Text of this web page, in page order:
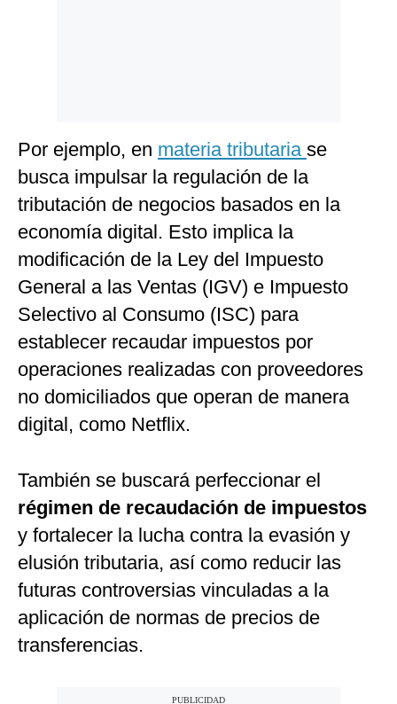
Por ejemplo, en materia tributaria se
busca impulsar la regulación de la
tributación de negocios basados en la
economía digital. Esto implica la
modificación de la Ley del Impuesto
General a las Ventas (IGV) e Impuesto
Selectivo al Consumo (ISC) para
establecer recaudar impuestos por
operaciones realizadas con proveedores
no domiciliados que operan de manera
digital, como Netflix.
También se buscará perfeccionar el
régimen de recaudación de impuestos
y fortalecer la lucha contra la evasión y
elusión tributaria, así como reducir las
futuras controversias vinculadas a la
aplicación de normas de precios de
transferencias.